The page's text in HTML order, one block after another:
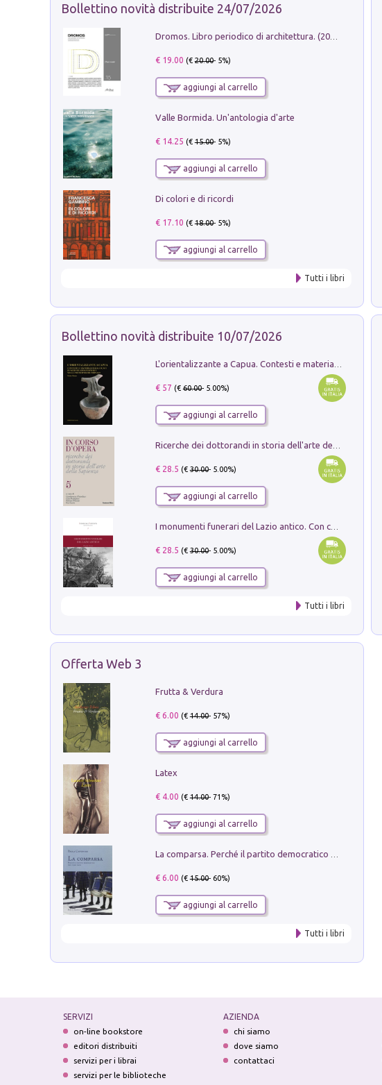
Bollettino novità distribuite 24/07/2026
Dromos. Libro periodico di architettura. (2026). Vol. 15: Post-model
€ 19.00 (€20.00- 5%)
aggiungi al carrello
Valle Bormida. Un'antologia d'arte
€ 14.25 (€15.00- 5%)
aggiungi al carrello
Di colori e di ricordi
€ 17.10 (€18.00- 5%)
aggiungi al carrello
Tutti i libri
Bollettino novità distribuite 10/07/2026
€ 57 (€60.00- 5.00%)
aggiungi al carrello
€ 28.5 (€30.00- 5.00%)
aggiungi al carrello
I monumenti funerari del Lazio antico. Con cartella con tavole
€ 28.5 (€30.00- 5.00%)
aggiungi al carrello
Tutti i libri
Offerta Web 3
Frutta & Verdura
€ 6.00 (€14.00- 57%)
aggiungi al carrello
Latex
€ 4.00 (€14.00- 71%)
aggiungi al carrello
€ 6.00 (€15.00- 60%)
aggiungi al carrello
Tutti i libri
SERVIZI
on-line bookstore
editori distribuiti
servizi per i librai
servizi per le biblioteche
AZIENDA
chi siamo
dove siamo
contattaci